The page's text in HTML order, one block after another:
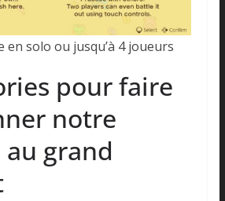
en solo ou jusqu’à 4 joueurs
pour faire
notre
grand